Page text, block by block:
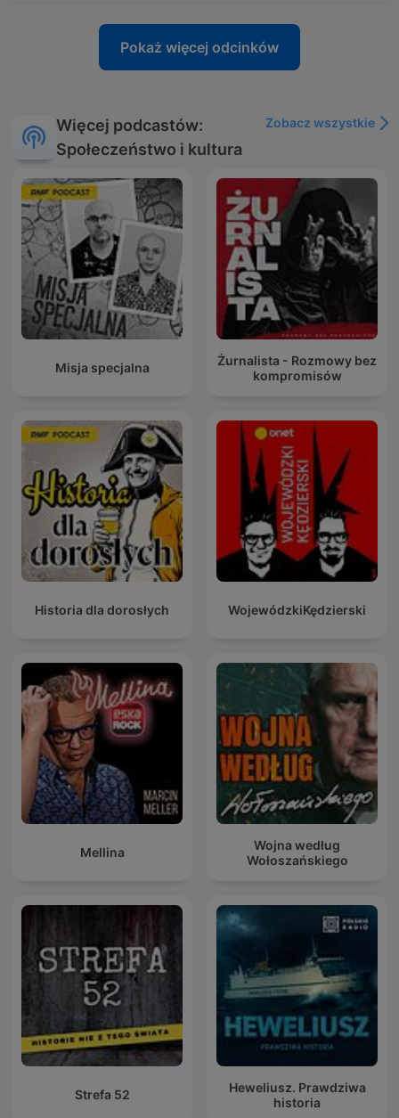
Pokaż więcej odcinków
Więcej podcastów:
Społeczeństwo i kultura
Zobacz wszystkie
Misja specjalna
Żurnalista - Rozmowy bez
kompromisów
Historia dla dorosłych WojewódzkiKędzierski
Mellina
Wojna według
Wołoszańskiego
Strefa 52
Heweliusz. Prawdziwa
historia